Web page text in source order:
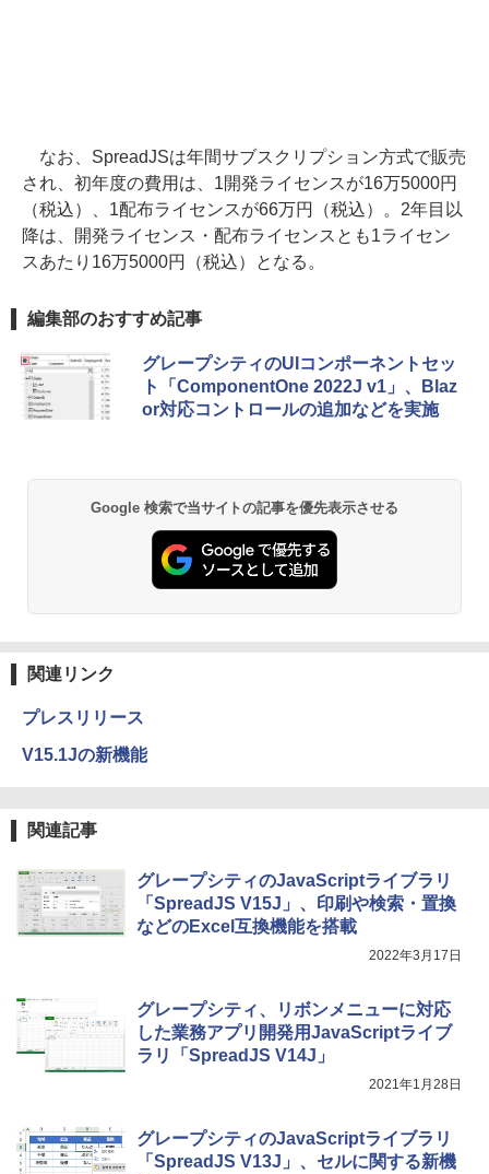
なお、SpreadJSは年間サブスクリプション方式で販売
され、初年度の費用は、1開発ライセンスが16万5000円
（税込）、1配布ライセンスが66万円（税込）。2年目以
降は、開発ライセンス・配布ライセンスとも1ライセン
スあたり16万5000円（税込）となる。
編集部のおすすめ記事
グレープシティのUIコンポーネントセッ
ト「ComponentOne 2022J v1」、Blaz
or対応コントロールの追加などを実施
Google 検索で当サイトの記事を優先表示させる
関連リンク
プレスリリース
V15.1Jの新機能
関連記事
グレープシティのJavaScriptライブラリ
「SpreadJS V15J」、印刷や検索・置換
などのExcel互換機能を搭載
2022年3月17日
グレープシティ、リボンメニューに対応
した業務アプリ開発用JavaScriptライブ
ラリ「SpreadJS V14J」
2021年1月28日
グレープシティのJavaScriptライブラリ
「SpreadJS V13J」、セルに関する新機